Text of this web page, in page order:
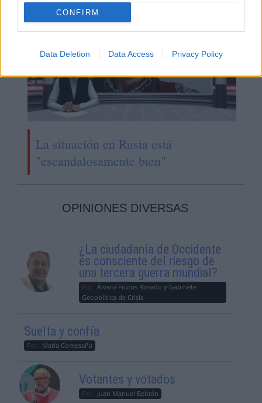
CONFIRM
Data Deletion Data Access Privacy Policy
La situación en Rusia está
"escandalosamente bien"
OPINIONES DIVERSAS
¿La ciudadanía de Occidente
es consciente del riesgo de
una tercera guerra mundial?
Por Álvaro Frutos Rosado y Gabinete
Geopolítica de Crisis
Suelta y confía
Por María Comesaña
Votantes y votados
Por Juan Manuel Beltrán